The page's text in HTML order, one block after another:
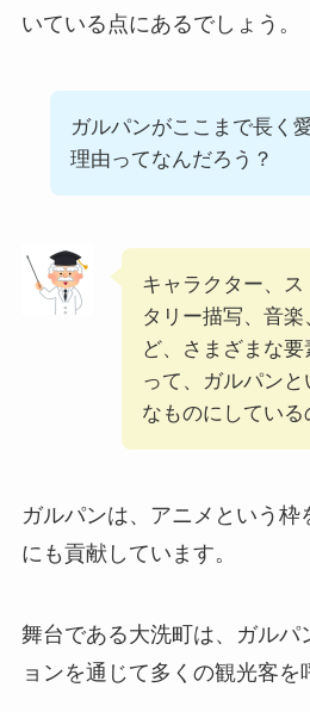
いている点にあるでしょう。
ガルパンがここまで長く
理由ってなんだろう？
キャラクター、ス
タリー描写、音
ど、さまざまな
って、ガルパンと
なものにしてい
ガルパンは、アニメという枠
にも貢献しています。
舞台である大洗町は、ガルパ
ョンを通じて多くの観光客を